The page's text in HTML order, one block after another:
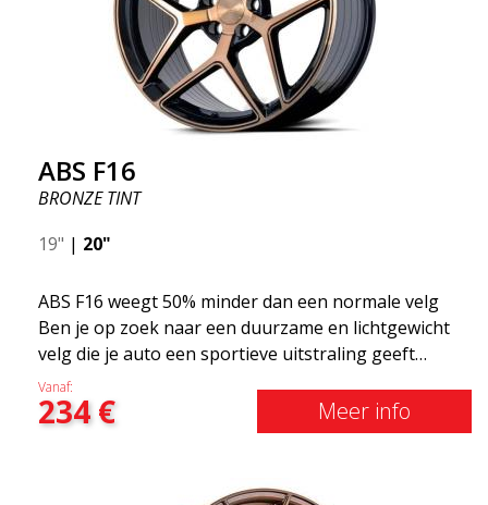
ABS F16
BRONZE TINT
19" | 20"
ABS F16 weegt 50% minder dan een normale velg
Ben je op zoek naar een duurzame en lichtgewicht
velg die je auto een sportieve uitstraling geeft
zonder het shirt te kosten? ABS F16 is onze eigen
poging om kwaliteitsbewuste klanten te voorzien
van een velg die profiteert van de nieuwste
productie. De velgen van de toekomst zijn een
Vanaf:
234€ Meer info